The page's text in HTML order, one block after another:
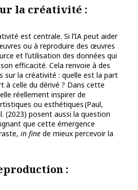
la créativité :
est centrale. Si l’IA peut aider
ou à reproduire des œuvres
et l’utilisation des données qui
efficacité. Cela renvoie à des
sur la créativité : quelle est la part
à celle du dérivé ? Dans cette
réellement inspirer de
ou esthétiques (Paul,
(2023) posent aussi la question
que cette émergence
in fine de mieux percevoir la
: